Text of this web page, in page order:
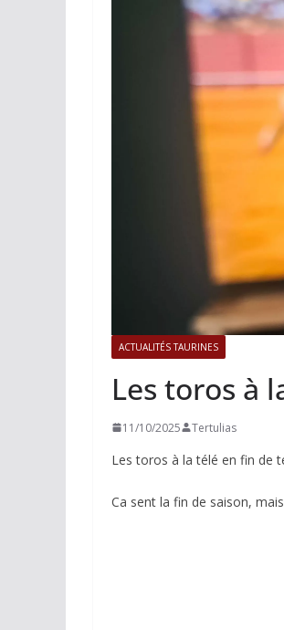
ACTUALITÉS TAURINES
Les toros à
11/10/2025 Tertulias
Les toros à la télé en fin de
Ca sent la fin de saison,